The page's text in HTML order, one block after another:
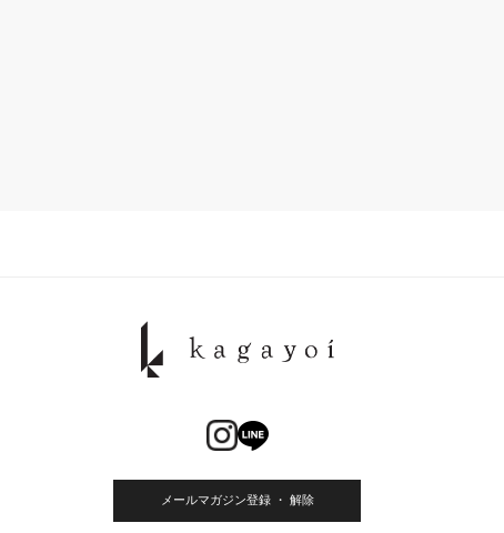
メールマガジン登録 ・ 解除